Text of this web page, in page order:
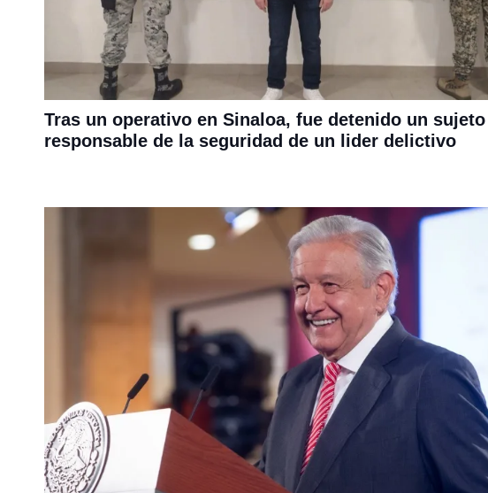
Tras un operativo en Sinaloa, fue detenido un sujeto
responsable de la seguridad de un lider delictivo